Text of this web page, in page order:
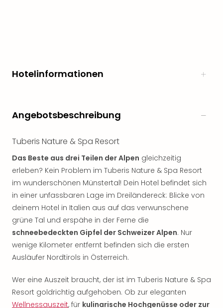
Hotelinformationen
Angebotsbeschreibung
Tuberis Nature & Spa Resort
Das Beste aus drei Teilen der Alpen gleichzeitig
erleben? Kein Problem im Tuberis Nature & Spa Resort
im wunderschönen Münstertal! Dein Hotel befindet sich
in einer unfassbaren Lage im Dreiländereck: Blicke von
deinem Hotel in Italien aus auf das verwunschene
grüne Tal und erspähe in der Ferne die
schneebedeckten Gipfel der Schweizer Alpen. Nur
wenige Kilometer entfernt befinden sich die ersten
Ausläufer Nordtirols in Österreich.
Wer eine Auszeit braucht, der ist im Tuberis Nature & Spa
Resort goldrichtig aufgehoben. Ob zur eleganten
Wellnessauszeit, für kulinarische Hochgenüsse oder zur